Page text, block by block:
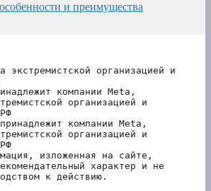
и преимущества
экстремистской организацией и
компании Meta,
организацией и
компании Meta,
организацией и
изложенная на сайте,
характер и не
к действию.